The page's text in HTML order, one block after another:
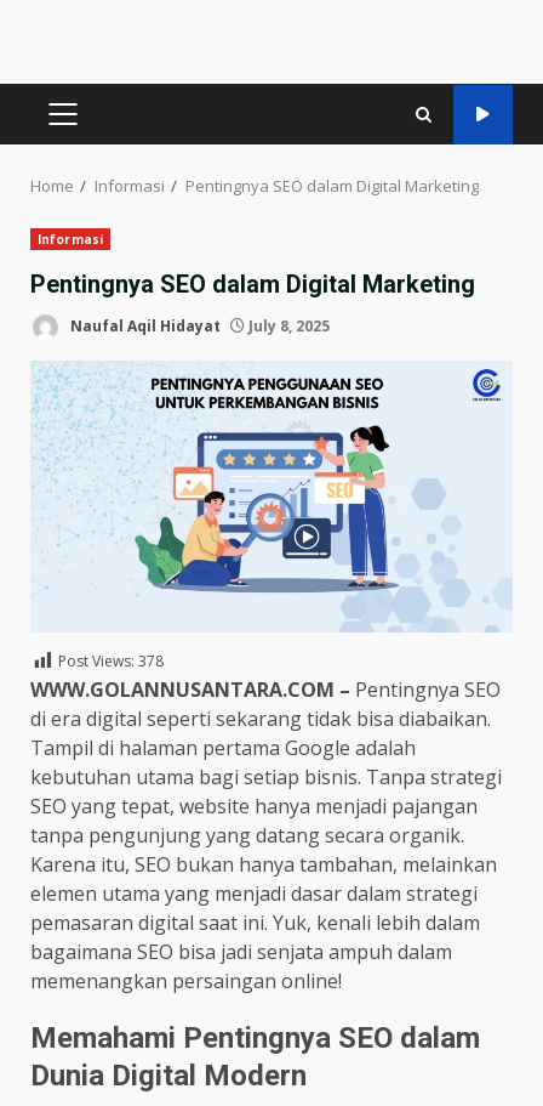
PRIMARY
Home Informasi Pentingnya SEO dalam Digital Marketing
Informasi
Pentingnya SEO dalam Digital Marketing
Naufal Aqil Hidayat July 8, 2025
Post Views: 378
WWW.GOLANNUSANTARA.COM – Pentingnya SEO
di era digital seperti sekarang tidak bisa diabaikan.
Tampil di halaman pertama Google adalah
kebutuhan utama bagi setiap bisnis. Tanpa strategi
SEO yang tepat, website hanya menjadi pajangan
tanpa pengunjung yang datang secara organik.
Karena itu, SEO bukan hanya tambahan, melainkan
elemen utama yang menjadi dasar dalam strategi
pemasaran digital saat ini. Yuk, kenali lebih dalam
bagaimana SEO bisa jadi senjata ampuh dalam
memenangkan persaingan online!
Memahami Pentingnya SEO dalam
Dunia Digital Modern